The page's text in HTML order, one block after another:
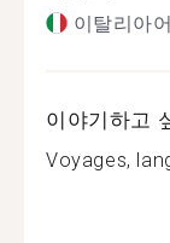
이탈리아어
이야기하고
Voyages,